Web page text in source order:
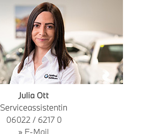
Julia Ott
Serviceassistentin
06022 / 6217 0
» E-Mail